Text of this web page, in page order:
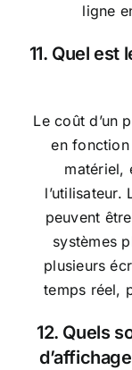
ligne
11. Quel est
Le coût d’un
en
matériel,
l’utilisateur.
peuvent
systèmes
plusieurs
temps réel,
12. Quels